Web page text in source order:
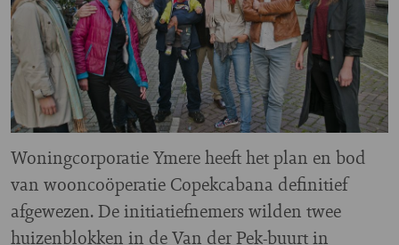
Woningcorporatie Ymere heeft het plan en bod
van wooncoöperatie Copekcabana definitief
afgewezen. De initiatiefnemers wilden twee
huizenblokken in de Van der Pek-buurt in